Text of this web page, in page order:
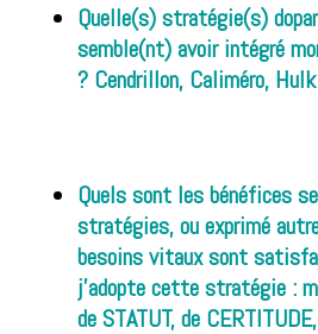
Quelle(s) stratégie(s)
semble(nt) avoir intégré
? Cendrillon, Caliméro,
Quels sont les bénéfices
stratégies, ou exprimé
besoins vitaux sont
j’adopte cette stratégie :
de STATUT, de